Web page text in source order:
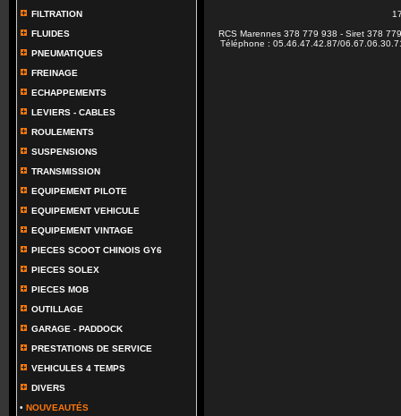
FILTRATION
FLUIDES
PNEUMATIQUES
FREINAGE
ECHAPPEMENTS
LEVIERS - CABLES
ROULEMENTS
SUSPENSIONS
TRANSMISSION
EQUIPEMENT PILOTE
EQUIPEMENT VEHICULE
EQUIPEMENT VINTAGE
PIECES SCOOT CHINOIS GY6
PIECES SOLEX
PIECES MOB
OUTILLAGE
GARAGE - PADDOCK
PRESTATIONS DE SERVICE
VEHICULES 4 TEMPS
DIVERS
• NOUVEAUTÉS
RCS Marennes 378 779 938 - Siret 378
Téléphone : 05.46.47.42.87/